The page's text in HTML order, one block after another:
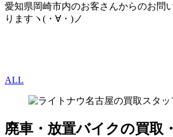
愛知県岡崎市内のお客さんからのお問
りますヽ(・∀・)ノ
ALL
廃車・放置バイクの買取